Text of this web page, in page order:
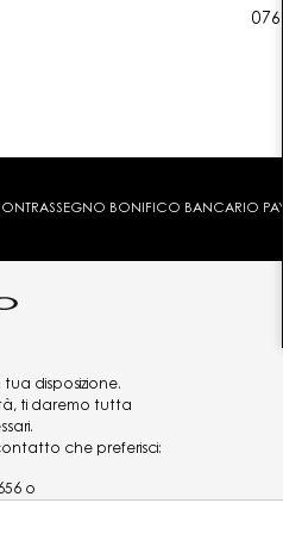
BONIFICO BANCARIO
tua disposizione.
ti daremo tutta
che preferisci:
o